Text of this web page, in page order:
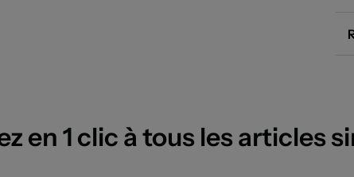
en 1 clic à tous les articles